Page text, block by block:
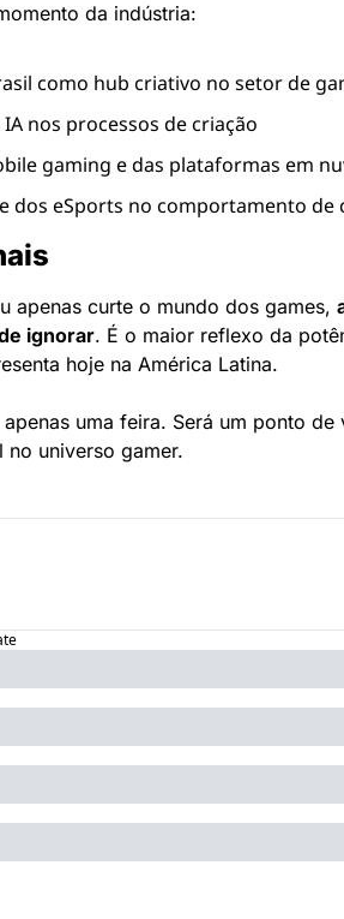
da indústria:
como hub criativo no setor de
nos processos de criação
gaming e das plataformas em
dos eSports no comportamento de
apenas curte o mundo dos games,
ignorar. É o maior reflexo da
hoje na América Latina.
apenas uma feira. Será um ponto
universo gamer.